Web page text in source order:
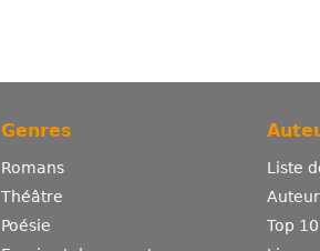
Genres
Romans
Théâtre
Poésie
Liste
Top